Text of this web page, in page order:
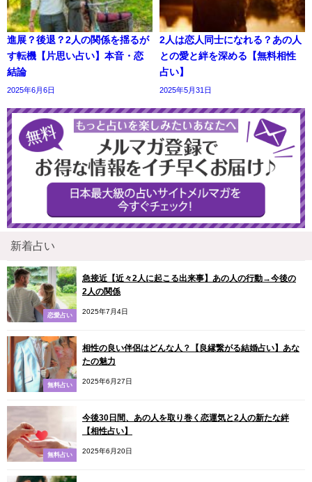
進展？後退？2人の関係を揺るが
す転機【片思い占い】本音・恋
結論
2025年6月6日
2人は恋人同士になれる？あの人
との愛と絆を深める【無料相性
占い】
2025年5月31日
新着占い
恋愛占い
急接近【近々2人に起こる出来事】あの人の行動→今後の
2人の関係
2025年7月4日
無料占い
相性の良い伴侶はどんな人？【良縁繋がる結婚占い】あな
たの魅力
2025年6月27日
無料占い
今後30日間、あの人を取り巻く恋運気と2人の新たな絆
【相性占い】
2025年6月20日